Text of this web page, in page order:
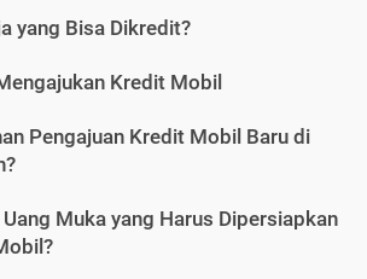
yang Bisa Dikredit?
Kredit Mobil
Pengajuan Kredit Mobil Baru di
Muka yang Harus Dipersiapkan